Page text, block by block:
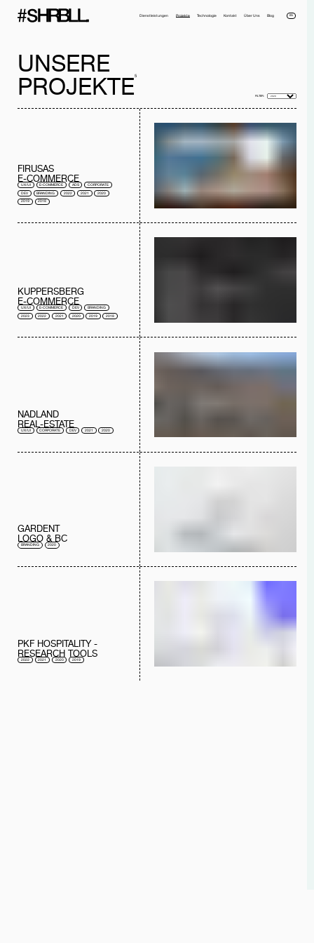
Dienstleistungen Projekte Technologie Kontakt Über Uns Blog EN
UNSERE
PROJEKTE 5
FILTER:
FIRUSAS
E-COMMERCE
UX/UI E-COMMERCE ADS CORPORATE
DEV BRANDING 2022 2021 2020
2019 2018
KUPPERSBERG
E-COMMERCE
UX/UI E-COMMERCE DEV BRANDING
2023 2022 2021 2020 2019 2018
NADLAND
REAL-ESTATE
UX/UI CORPORATE DEV 2021 2020
GARDENT
LOGO & BC
BRANDING 2020
PKF HOSPITALITY -
RESEARCH TOOLS
2022 2021 2020 2019
Nachricht
Ich habe dieDatenschutzerklärunggelesen und akzeptiere sie.